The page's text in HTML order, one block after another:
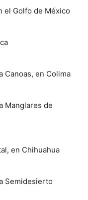
el Golfo de México
Canoas, en Colima
Manglares de
en Chihuahua
Semidesierto